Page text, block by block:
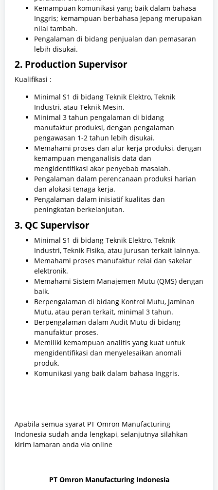
Kemampuan komunikasi yang baik dalam bahasa
Inggris; kemampuan berbahasa Jepang merupakan
nilai tambah.
Pengalaman di bidang penjualan dan pemasaran
lebih disukai.
2. Production Supervisor
Kualifikasi :
Minimal S1 di bidang Teknik Elektro, Teknik
Industri, atau Teknik Mesin.
Minimal 3 tahun pengalaman di bidang
manufaktur produksi, dengan pengalaman
pengawasan 1-2 tahun lebih disukai.
Memahami proses dan alur kerja produksi, dengan
kemampuan menganalisis data dan
mengidentifikasi akar penyebab masalah.
Pengalaman dalam perencanaan produksi harian
dan alokasi tenaga kerja.
Pengalaman dalam inisiatif kualitas dan
peningkatan berkelanjutan.
3. QC Supervisor
Minimal S1 di bidang Teknik Elektro, Teknik
Industri, Teknik Fisika, atau jurusan terkait lainnya.
Memahami proses manufaktur relai dan sakelar
elektronik.
Memahami Sistem Manajemen Mutu (QMS) dengan
baik.
Berpengalaman di bidang Kontrol Mutu, Jaminan
Mutu, atau peran terkait, minimal 3 tahun.
Berpengalaman dalam Audit Mutu di bidang
manufaktur proses.
Memiliki kemampuan analitis yang kuat untuk
mengidentifikasi dan menyelesaikan anomali
produk.
Komunikasi yang baik dalam bahasa Inggris.
Apabila semua syarat PT Omron Manufacturing
Indonesia sudah anda lengkapi, selanjutnya silahkan
kirim lamaran anda via online
PT Omron Manufacturing Indonesia